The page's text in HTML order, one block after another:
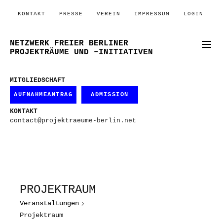
KONTAKT PRESSE VEREIN IMPRESSUM LOGIN
NETZWERK FREIER BERLINER
PROJEKTRÄUME UND –INITIATIVEN
MITGLIEDSCHAFT
AUFNAHMEANTRAG ADMISSION
KONTAKT
contact@projektraeume-berlin.net
PROJEKTRAUM
Veranstaltungen
Projektraum